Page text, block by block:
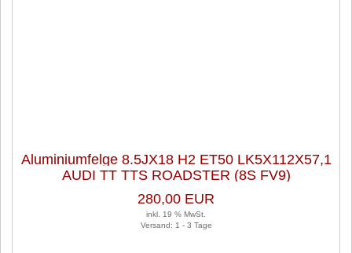
Aluminiumfelge 8.5JX18 H2 ET50 LK5X112X57,1
AUDI TT TTS ROADSTER (8S FV9)
280,00 EUR
inkl. 19 % MwSt.
Versand: 1 - 3 Tage